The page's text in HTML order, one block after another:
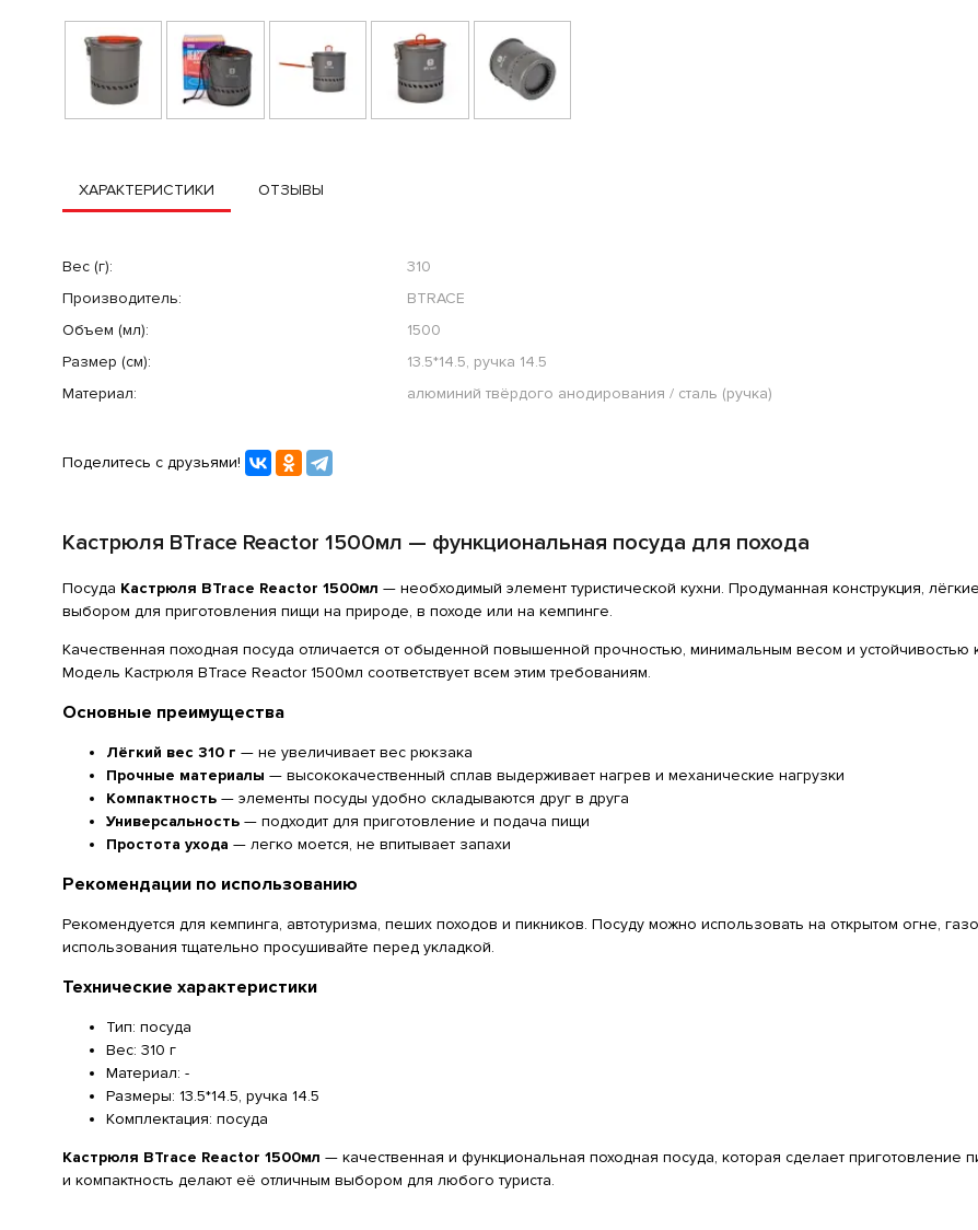
ХАРАКТЕРИСТИКИ ОТЗЫВЫ
Вес (г):
310
Производитель:
BTRACE
Объем (мл):
1500
Размер (см):
13.5*14.5, ручка 14.5
Материал:
алюминий твёрдого анодирования / сталь (ручка)
Поделитесь с друзьями!
Кастрюля BTrace Reactor 1500мл — функциональная посуда для похода
Посуда Кастрюля BTrace Reactor 1500мл — необходимый элемент туристической кухни. Продуманная конструкция,
выбором для приготовления пищи на природе, в походе или на кемпинге.
Качественная походная посуда отличается от обыденной повышенной прочностью, минимальным весом и
Модель Кастрюля BTrace Reactor 1500мл соответствует всем этим требованиям.
Основные преимущества
Лёгкий вес 310 г — не увеличивает вес рюкзака
Прочные материалы — высококачественный сплав выдерживает нагрев и механические нагрузки
Компактность — элементы посуды удобно складываются друг в друга
Универсальность — подходит для приготовление и подача пищи
Простота ухода — легко моется, не впитывает запахи
Рекомендации по использованию
Рекомендуется для кемпинга, автотуризма, пеших походов и пикников. Посуду можно использовать на открытом огне,
использования тщательно просушивайте перед укладкой.
Технические характеристики
Тип: посуда
Вес: 310 г
Материал: -
Размеры: 13.5*14.5, ручка 14.5
Комплектация: посуда
Кастрюля BTrace Reactor 1500мл — качественная и функциональная походная посуда, которая сделает
и компактность делают её отличным выбором для любого туриста.